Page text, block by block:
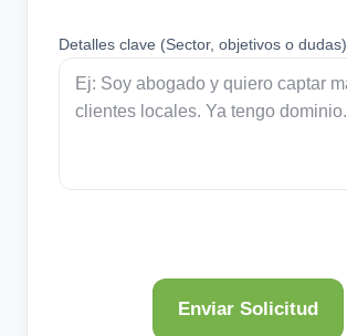
Detalles clave (Sector, objetivos o dudas)